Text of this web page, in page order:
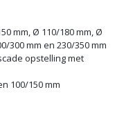
mm, Ø 110/180 mm, Ø
300 mm en 230/350 mm
opstelling met
100/150 mm